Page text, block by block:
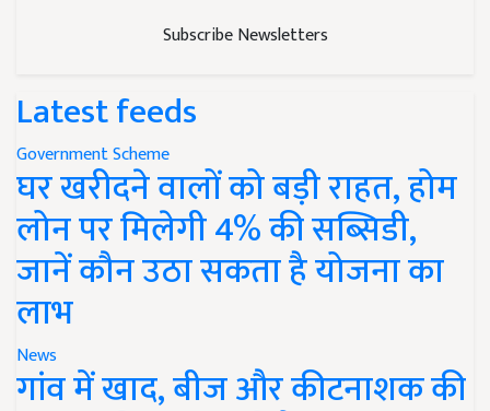
Subscribe Newsletters
Latest feeds
Government Scheme
घर खरीदने वालों को बड़ी राहत, होम
लोन पर मिलेगी 4% की सब्सिडी,
जानें कौन उठा सकता है योजना का
लाभ
News
गांव में खाद, बीज और कीटनाशक की